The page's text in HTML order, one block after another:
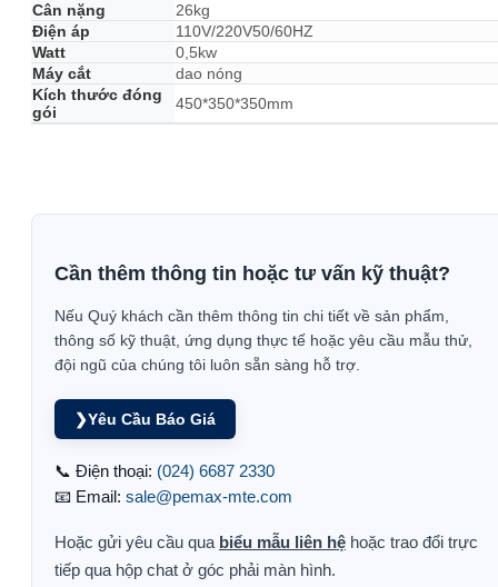
Cân nặng
26kg
Điện áp
110V/220V50/60HZ
Watt
0,5kw
Máy cắt
dao nóng
Kích thước đóng
gói
450*350*350mm
Cần thêm thông tin hoặc tư vấn kỹ thuật?
Nếu Quý khách cần thêm thông tin chi tiết về sản phẩm,
thông số kỹ thuật, ứng dụng thực tế hoặc yêu cầu mẫu thử,
đội ngũ của chúng tôi luôn sẵn sàng hỗ trợ.
❯Yêu Cầu Báo Giá
📞 Điện thoại: (024) 6687 2330
📧 Email: sale@pemax-mte.com
Hoặc gửi yêu cầu qua biểu mẫu liên hệ hoặc trao đổi trực
tiếp qua hộp chat ở góc phải màn hình.